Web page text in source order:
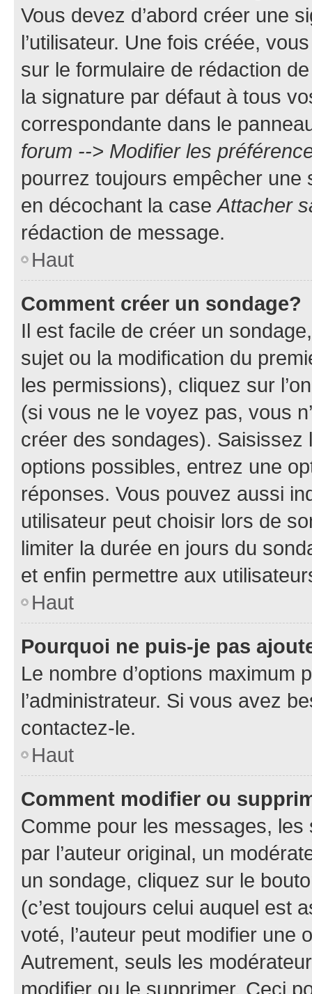
Vous devez d’abord créer une
l’utilisateur. Une fois créée,
sur le formulaire de rédaction
la signature par défaut à tous
correspondante dans le
forum --> Modifier les
pourrez toujours empêcher une
en décochant la caseAttacher
rédaction de message.
Haut
Comment créer un sondage?
Il est facile de créer un
sujet ou la modification du
les permissions), cliquez sur
(si vous ne le voyez pas, vous
créer des sondages).
options possibles, entrez une
réponses. Vous pouvez aussi
utilisateur peut choisir lors de
limiter la durée en jours du
et enfin permettre aux
Haut
Pourquoi ne puis-je pas
Le nombre d’options maximum
l’administrateur. Si vous avez
contactez-le.
Haut
Comment modifier ou
Comme pour les messages,
par l’auteur original, un
un sondage, cliquez sur le
(c’est toujours celui auquel est
voté, l’auteur peut modifier une
Autrement, seuls les
modifier ou le supprimer. Ceci